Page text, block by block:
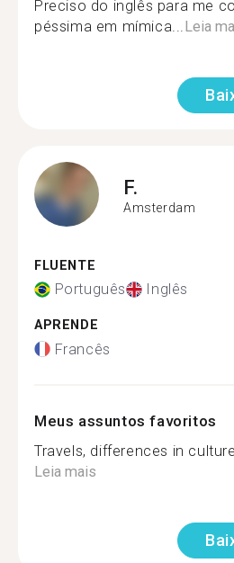
Preciso do inglês para me
péssima em mímica... Leia
F.
Amsterdam
FLUENTE
Português Inglês
APRENDE
Francês
Meus assuntos favoritos
Travels, differences in
Leia mais